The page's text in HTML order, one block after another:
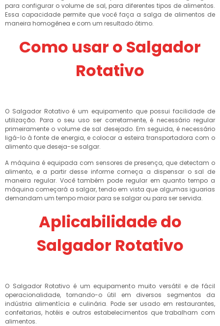
para configurar o volume de sal, para diferentes tipos de alimentos.
Essa capacidade permite que você faça a salga de alimentos de
maneira homogênea e com um resultado ótimo.
Como usar o Salgador
Rotativo
O Salgador Rotativo é um equipamento que possui facilidade de
utilização. Para o seu uso ser corretamente, é necessário regular
primeiramente o volume de sal desejado. Em seguida, é necessário
ligá-lo à fonte de energia, e colocar a esteira transportadora com o
alimento que deseja-se salgar.
A máquina é equipada com sensores de presença, que detectam o
alimento, e a partir desse informe começa a dispensar o sal de
maneira regular. Você também pode regular em quanto tempo a
máquina começará a salgar, tendo em vista que algumas iguarias
demandam um tempo maior para se salgar ou para ser servida.
Aplicabilidade do
Salgador Rotativo
O Salgador Rotativo é um equipamento muito versátil e de fácil
operacionalidade, tornando-o útil em diversos segmentos da
indústria alimentícia e culinária. Pode ser usado em restaurantes,
confeitarias, hotéis e outros estabelecimentos que trabalham com
alimentos.